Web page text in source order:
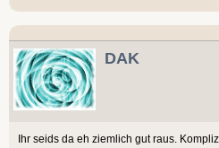
DAK
Ihr seids da eh ziemlich gut raus.